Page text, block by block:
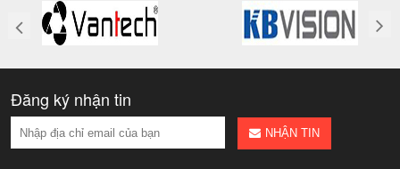
Đăng ký nhận tin
NHẬN TIN